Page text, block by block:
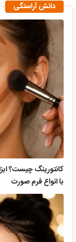
دانش آراستگی
کانتورینگ چیست؟
با انواع فرم صورت